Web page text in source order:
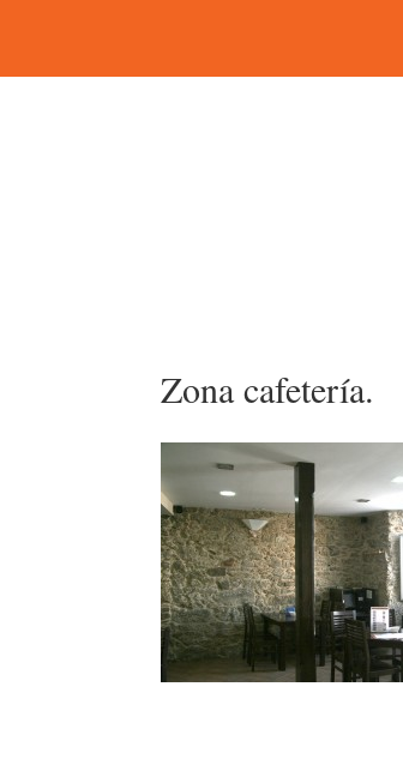
Zona cafetería.